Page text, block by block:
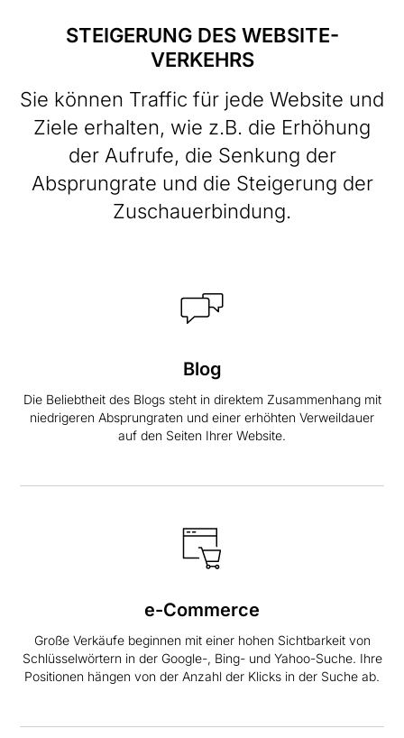
STEIGERUNG DES WEBSITE-
VERKEHRS
Sie können Traffic für jede Website und
Ziele erhalten, wie z.B. die Erhöhung
der Aufrufe, die Senkung der
Absprungrate und die Steigerung der
Zuschauerbindung.
Blog
Die Beliebtheit des Blogs steht in direktem Zusammenhang mit
niedrigeren Absprungraten und einer erhöhten Verweildauer
auf den Seiten Ihrer Website.
e-Commerce
Große Verkäufe beginnen mit einer hohen Sichtbarkeit von
Schlüsselwörtern in der Google-, Bing- und Yahoo-Suche. Ihre
Positionen hängen von der Anzahl der Klicks in der Suche ab.